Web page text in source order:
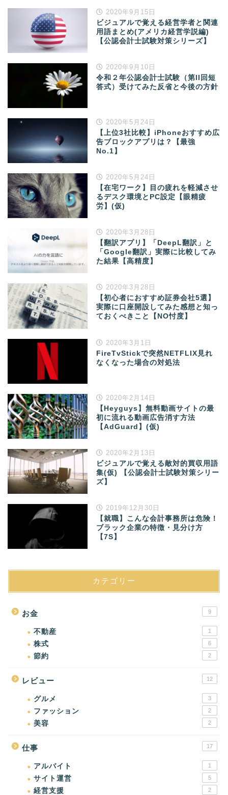
2020年9月15日
ビジュアルで覚える経営学者と関連
用語まとめ(アメリカ経営学説編)
【公認会計士試験対策シリーズ】
2020年9月10日
令和２年公認会計士試験（第II回短
答式）受けてみた反省と今後の方針
2020年5月24日
【上位3社比較】iPhoneおすすめ広
告ブロックアプリは？【最強
No.1】
2020年5月24日
【在宅ワーク】目の疲れを軽減させ
るデスク環境とPC設定【眼精疲
労】(仮)
2020年3月28日
【翻訳アプリ】「DeepL翻訳」と
「Google翻訳」実際に比較してみ
た結果【高精度】
2020年3月28日
【初心者におすすめ証券会社5選】
実際に口座開設してみた感想と知っ
ておくべきこと【NO忖度】
2020年3月1日
FireTvStickで突然NETFLIX見れ
なくなった場合の対処法
2020年2月14日
【Heyguys】無料動画サイトの最
初に流れる動画広告消す方法
【AdGuard】(仮)
2020年2月13日
ビジュアルで覚える敵対的買収用語
集(仮) 【公認会計士試験対策シリー
ズ】
2019年12月30日
【就職】こんな会計事務所は危険！
ブラック企業の特徴・見分け方
【7S】
カテゴリー
お金 9
不動産 1
株式 6
節約 2
レビュー 12
グルメ 3
ファッション 2
美容 2
仕事 17
アルバイト 1
サイト運営 5
経営支援 2